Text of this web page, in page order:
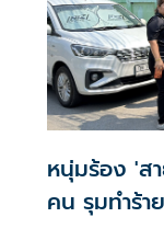
หนุ่มร้อง 'ส
คน รุมทำร้า